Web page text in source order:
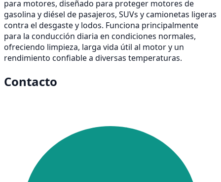
para motores, diseñado para proteger motores de
gasolina y diésel de pasajeros, SUVs y camionetas ligeras
contra el desgaste y lodos. Funciona principalmente
para la conducción diaria en condiciones normales,
ofreciendo limpieza, larga vida útil al motor y un
rendimiento confiable a diversas temperaturas.
Contacto